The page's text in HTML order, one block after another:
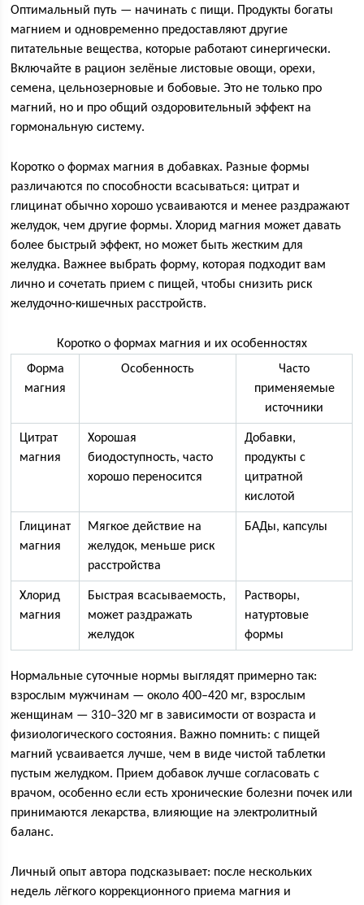
Оптимальный путь — начинать с пищи. Продукты богаты
магнием и одновременно предоставляют другие
питательные вещества, которые работают синергически.
Включайте в рацион зелёные листовые овощи, орехи,
семена, цельнозерновые и бобовые. Это не только про
магний, но и про общий оздоровительный эффект на
гормональную систему.
Коротко о формах магния в добавках. Разные формы
различаются по способности всасываться: цитрат и
глицинат обычно хорошо усваиваются и менее раздражают
желудок, чем другие формы. Хлорид магния может давать
более быстрый эффект, но может быть жестким для
желудка. Важнее выбрать форму, которая подходит вам
лично и сочетать прием с пищей, чтобы снизить риск
желудочно-кишечных расстройств.
Коротко о формах магния и их особенностях
Форма
магния
Особенность
Часто
применяемые
источники
Цитрат
магния
Хорошая
биодоступность, часто
хорошо переносится
Добавки,
продукты с
цитратной
кислотой
Глицинат
магния
Мягкое действие на
желудок, меньше риск
расстройства
БАДы, капсулы
Хлорид
магния
Быстрая всасываемость,
может раздражать
желудок
Растворы,
натуртовые
формы
Нормальные суточные нормы выглядят примерно так:
взрослым мужчинам — около 400–420 мг, взрослым
женщинам — 310–320 мг в зависимости от возраста и
физиологического состояния. Важно помнить: с пищей
магний усваивается лучше, чем в виде чистой таблетки
пустым желудком. Прием добавок лучше согласовать с
врачом, особенно если есть хронические болезни почек или
принимаются лекарства, влияющие на электролитный
баланс.
Личный опыт автора подсказывает: после нескольких
недель лёгкого коррекционного приема магния и